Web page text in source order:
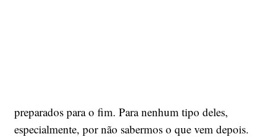
preparados para o fim. Para nenhum tipo deles,
especialmente, por não sabermos o que vem depois.